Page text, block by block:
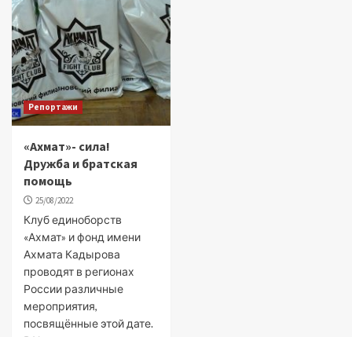
Репортажи
«Ахмат»- сила!
Дружба и братская
помощь
25/08/2022
Клуб единоборств
«Ахмат» и фонд имени
Ахмата Кадырова
проводят в регионах
России различные
мероприятия,
посвящённые этой дате.